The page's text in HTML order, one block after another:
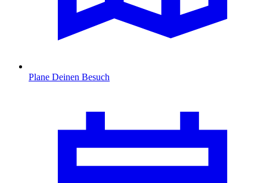
Plane Deinen Besuch